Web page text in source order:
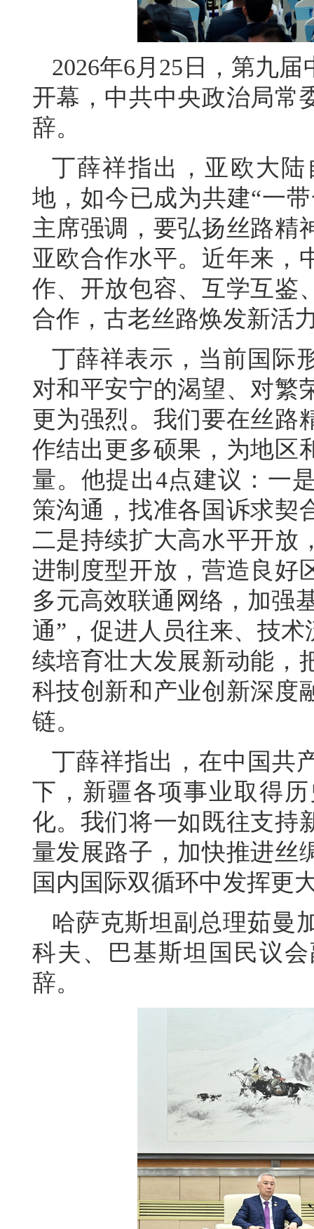
2026年6月25日，第九
开幕，中共中央政治局常
辞。
丁薛祥指出，亚欧大
地，如今已成为共建“一
主席强调，要弘扬丝路精
亚欧合作水平。近年来，
作、开放包容、互学互鉴
合作，古老丝路焕发新活
丁薛祥表示，当前国际
对和平安宁的渴望、对繁
更为强烈。我们要在丝路
作结出更多硕果，为地区
量。他提出4点建议：一
策沟通，找准各国诉求契
二是持续扩大高水平开放
进制度型开放，营造良好
多元高效联通网络，加强
通”，促进人员往来、技
续培育壮大发展新动能，
科技创新和产业创新深度
链。
丁薛祥指出，在中国共
下，新疆各项事业取得
化。我们将一如既往支持
量发展路子，加快推进丝
国内国际双循环中发挥更
哈萨克斯坦副总理茹曼
科夫、巴基斯坦国民议
辞。